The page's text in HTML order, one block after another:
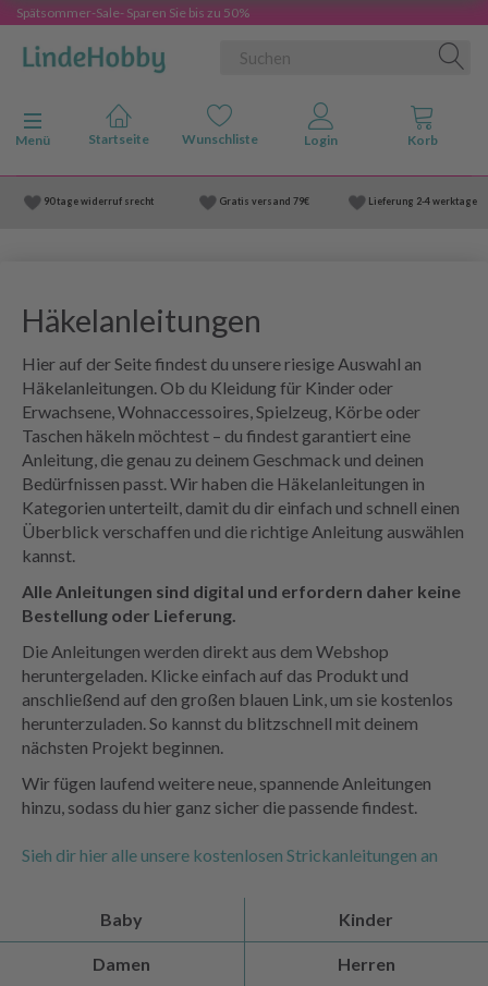
Spätsommer-Sale- Sparen Sie bis zu 50%
Anzeige ändern
Menü
90 tage widerruf srecht Gratis versand 79€ Lieferung 2-4 werktage
Häkelanleitungen
Hier auf der Seite findest du unsere riesige Auswahl an
Häkelanleitungen. Ob du Kleidung für Kinder oder
Erwachsene, Wohnaccessoires, Spielzeug, Körbe oder
Taschen häkeln möchtest – du findest garantiert eine
Anleitung, die genau zu deinem Geschmack und deinen
Bedürfnissen passt. Wir haben die Häkelanleitungen in
Kategorien unterteilt, damit du dir einfach und schnell einen
Überblick verschaffen und die richtige Anleitung auswählen
kannst.
Alle Anleitungen sind digital und erfordern daher keine
Bestellung oder Lieferung.
Die Anleitungen werden direkt aus dem Webshop
heruntergeladen. Klicke einfach auf das Produkt und
anschließend auf den großen blauen Link, um sie kostenlos
herunterzuladen. So kannst du blitzschnell mit deinem
nächsten Projekt beginnen.
Wir fügen laufend weitere neue, spannende Anleitungen
hinzu, sodass du hier ganz sicher die passende findest.
Sieh dir hier alle unsere kostenlosen Strickanleitungen an
Baby Kinder
Damen Herren